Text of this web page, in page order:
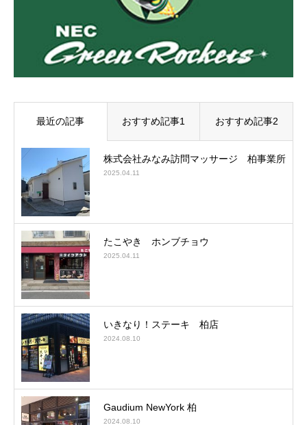
最近の記事 おすすめ記事1 おすすめ記事2
株式会社みなみ訪問マッサージ 柏事業所
2025.04.11
たこやき ホンブチョウ
2025.04.11
いきなり！ステーキ 柏店
2024.08.10
Gaudium NewYork 柏
2024.08.10